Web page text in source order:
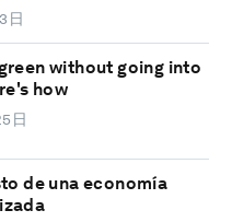
日
without going into
how
日
de una economía